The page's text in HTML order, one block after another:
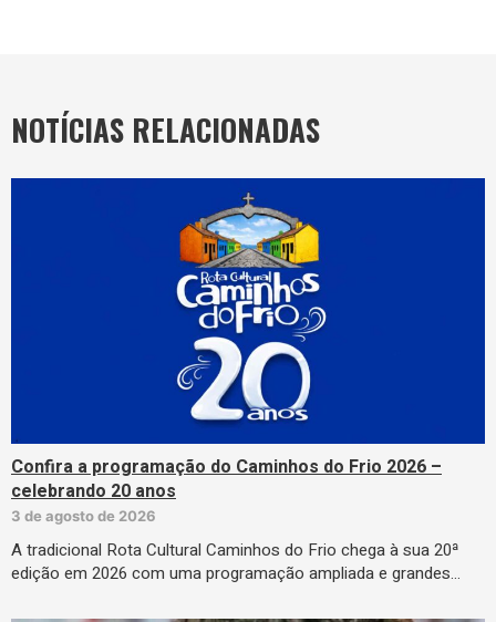
NOTÍCIAS RELACIONADAS
Confira a programação do Caminhos do Frio 2026 –
celebrando 20 anos
3 de agosto de 2026
A tradicional Rota Cultural Caminhos do Frio chega à sua 20ª
edição em 2026 com uma programação ampliada e grandes…